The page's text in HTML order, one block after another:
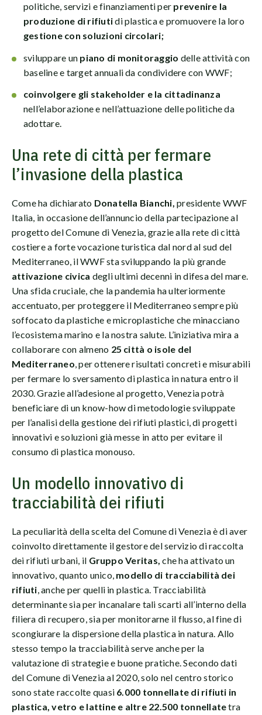
politiche, servizi e finanziamenti per prevenire la
produzione di rifiutidi plastica e promuovere la loro
gestione con soluzioni circolari;
sviluppare un piano di monitoraggio delle attività con
baseline e target annuali da condividere con WWF;
coinvolgere gli stakeholder e la cittadinanza
nell’elaborazione e nell’attuazione delle politiche da
adottare.
Una rete di città per fermare
l’invasione della plastica
Come ha dichiarato Donatella Bianchi, presidente WWF
Italia, in occasione dell’annuncio della partecipazione al
progetto del Comune di Venezia, grazie alla rete di città
costiere a forte vocazione turistica dal nord al sud del
Mediterraneo, il WWF sta sviluppando la più grande
attivazione civica degli ultimi decenni in difesa del mare.
Una sfida cruciale, che la pandemia ha ulteriormente
accentuato, per proteggere il Mediterraneo sempre più
soffocato da plastiche e microplastiche che minacciano
l’ecosistema marino e la nostra salute. L’iniziativa mira a
collaborare con almeno 25 città o isole del
Mediterraneo, per ottenere risultati concreti e misurabili
per fermare lo sversamento di plastica in natura entro il
2030. Grazie all’adesione al progetto, Venezia potrà
beneficiare di un know-how di metodologie sviluppate
per l’analisi della gestione dei rifiuti plastici, di progetti
innovativi e soluzioni già messe in atto per evitare il
consumo di plastica monouso.
Un modello innovativo di
tracciabilità dei rifiuti
La peculiarità della scelta del Comune di Venezia è di aver
coinvolto direttamente il gestore del servizio di raccolta
dei rifiuti urbani, il Gruppo Veritas, che ha attivato un
innovativo, quanto unico, modello di tracciabilità dei
rifiuti, anche per quelli in plastica. Tracciabilità
determinante sia per incanalare tali scarti all’interno della
filiera di recupero, sia per monitorarne il flusso, al fine di
scongiurare la dispersione della plastica in natura. Allo
stesso tempo la tracciabilità serve anche per la
valutazione di strategie e buone pratiche. Secondo dati
del Comune di Venezia al 2020, solo nel centro storico
sono state raccolte quasi 6.000 tonnellate di rifiuti in
plastica, vetro e lattine e altre 22.500 tonnellatetra